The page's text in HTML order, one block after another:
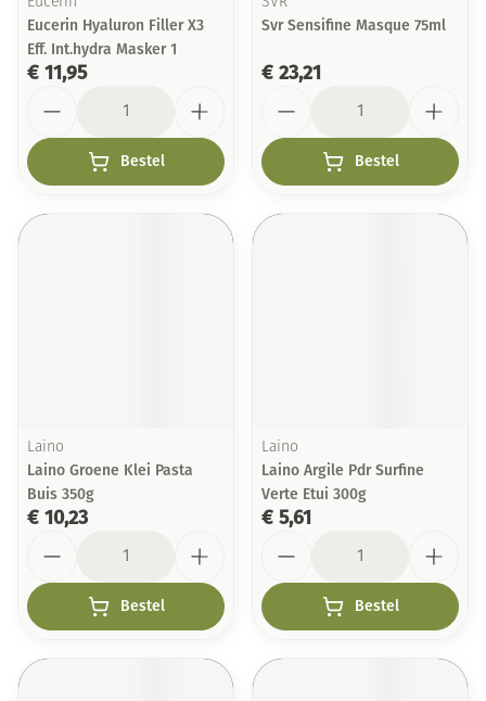
Eucerin Hyaluron Filler X3
Eff. Int.hydra Masker 1
€ 11,95
Bestel
Svr Sensifine Masque 75ml
€ 23,21
Bestel
Laino
Laino Groene Klei Pasta
Buis 350g
€ 10,23
Bestel
Laino
Laino Argile Pdr Surfine
Verte Etui 300g
€ 5,61
Bestel